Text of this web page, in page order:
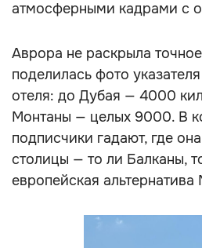
атмосферными кадрами с
Аврора не раскрыла
поделилась фото
отеля: до Дубая — 4000
Монтаны — целых 9000. В
подписчики гадают, где
столицы — то ли Балканы,
европейская